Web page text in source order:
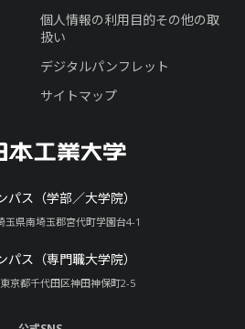
パス（学部／大学院）
玉県南埼玉郡宮代町学園台4-1
パス（専門職大学院）
京都千代田区神田神保町2-5
個人情報の利用目的その他の取
扱い
デジタルパンフレット
サイトマップ